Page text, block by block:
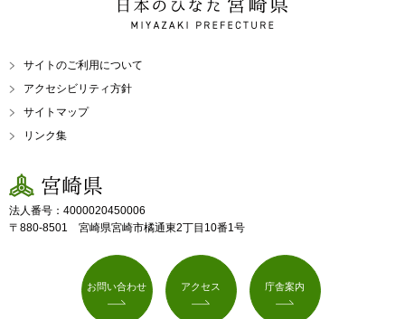
日本のひなた 宮崎県
MIYAZAKI PREFECTURE
サイトのご利用について
アクセシビリティ方針
サイトマップ
リンク集
宮崎県
法人番号：4000020450006
〒880-8501 宮崎県宮崎市橘通東2丁目10番1号
お問い合わせ アクセス 庁舎案内